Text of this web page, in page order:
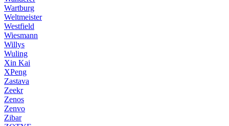
Wartburg
Weltmeister
Westfield
Wiesmann
Willys
Wuling
Xin Kai
XPeng
Zastava
Zeekr
Zenos
Zenvo
Zibar